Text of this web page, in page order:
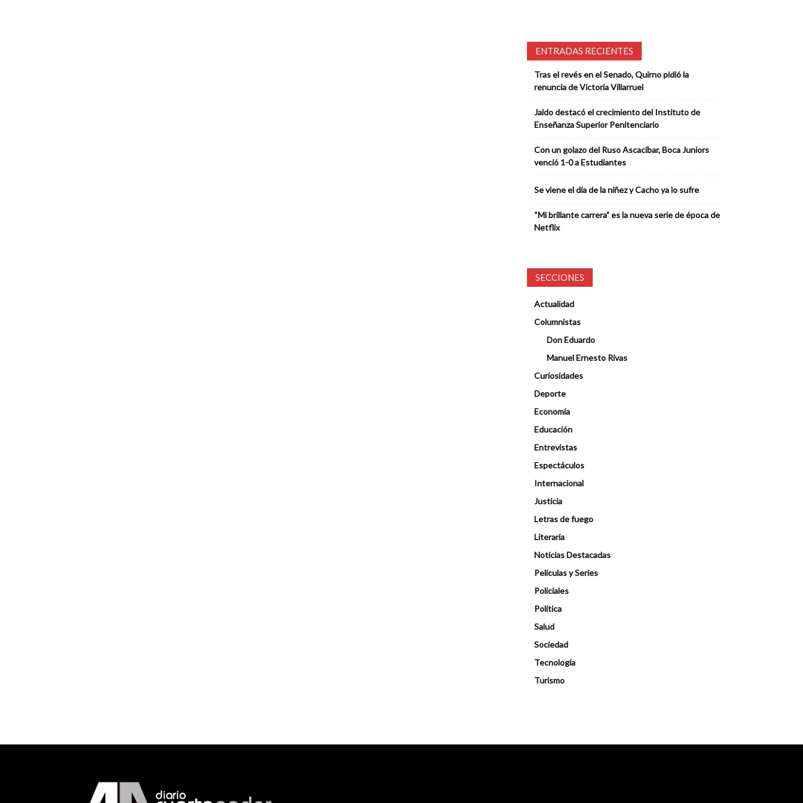
ENTRADAS RECIENTES
Tras el revés en el Senado, Quirno pidió la
renuncia de Victoria Villarruel
Jaldo destacó el crecimiento del Instituto de
Enseñanza Superior Penitenciario
Con un golazo del Ruso Ascacíbar, Boca Juniors
venció 1-0 a Estudiantes
Se viene el día de la niñez y Cacho ya lo sufre
“Mi brillante carrera” es la nueva serie de época de
Netflix
SECCIONES
Actualidad
Columnistas
Don Eduardo
Manuel Ernesto Rivas
Curiosidades
Deporte
Economía
Educación
Entrevistas
Espectáculos
Internacional
Justicia
Letras de fuego
Literaria
Noticias Destacadas
Peliculas y Series
Policiales
Política
Salud
Sociedad
Tecnología
Turismo